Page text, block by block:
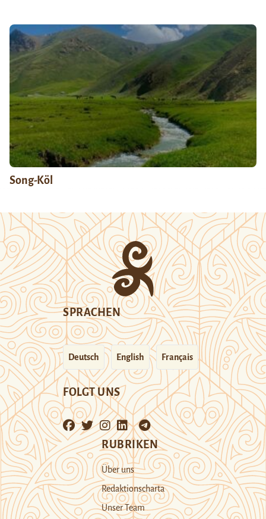
Song-Köl
SPRACHEN
Deutsch English Français
FOLGT UNS
RUBRIKEN
Über uns
Redaktionscharta
Unser Team